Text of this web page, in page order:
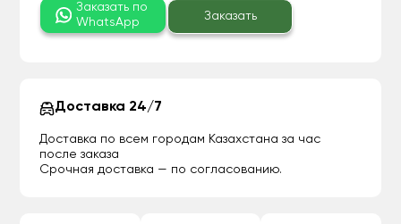
Заказать по
WhatsApp
Заказать
Доставка 24/7
Доставка по всем городам Казахстана за час
после заказа
Срочная доставка — по согласованию.